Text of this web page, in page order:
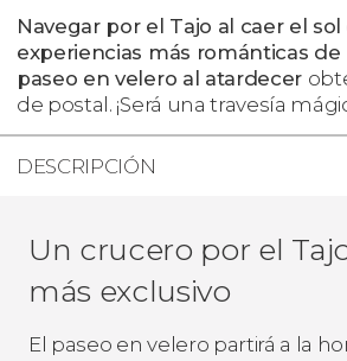
Navegar por el Tajo al caer el sol
experiencias más románticas de
paseo en velero al atardecer
de postal. ¡Será una travesía
DESCRIPCIÓN
Un crucero por el
más exclusivo
El paseo en velero partirá a la